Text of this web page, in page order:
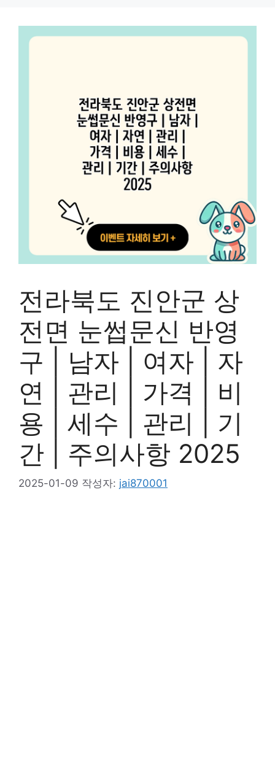
전라북도 진안군 상
전면 눈썹문신 반영
구 | 남자 | 여자 | 자
연 | 관리 | 가격 | 비
용 | 세수 | 관리 | 기
간 | 주의사항 2025
2025-01-09 작성자: jai870001